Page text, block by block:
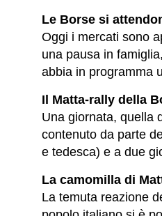
Le Borse si
Oggi i mercati sono
una pausa in
abbia in programma
Il Matta-rally della
Una giornata, quella
contenuto da parte
e tedesca) e a due
La camomilla di
La temuta reazione